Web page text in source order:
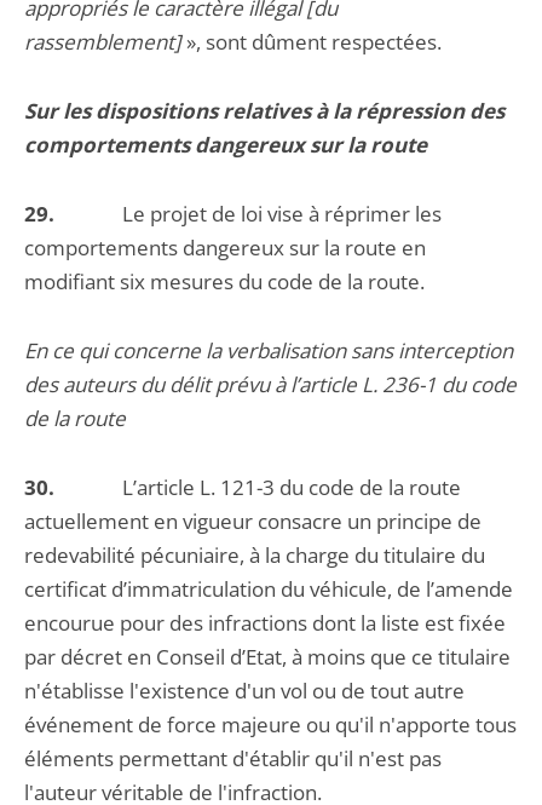
appropriés le caractère illégal [du
rassemblement]», sont dûment respectées.
Sur les dispositions relatives à la répression des
comportements dangereux sur la route
29. Le projet de loi vise à réprimer les
comportements dangereux sur la route en
modifiant six mesures du code de la route.
En ce qui concerne la verbalisation sans interception
des auteurs du délit prévu à l’article L. 236-1 du code
de la route
30. L’article L. 121-3 du code de la route
actuellement en vigueur consacre un principe de
redevabilité pécuniaire, à la charge du titulaire du
certificat d’immatriculation du véhicule, de l’amende
encourue pour des infractions dont la liste est fixée
par décret en Conseil d’Etat, à moins que ce titulaire
n'établisse l'existence d'un vol ou de tout autre
événement de force majeure ou qu'il n'apporte tous
éléments permettant d'établir qu'il n'est pas
l'auteur véritable de l'infraction.